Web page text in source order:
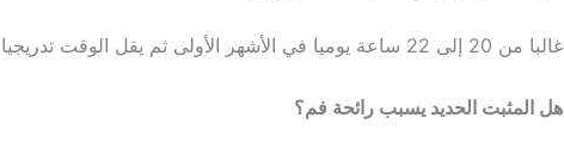
غالبا من 20 إلى 22 ساعة يوميا في الأشهر الأولى ثم يقل الوقت تدريجيا حسب تعليمات الطبيب.
هل المثبت الحديد يسبب رائحة فم؟